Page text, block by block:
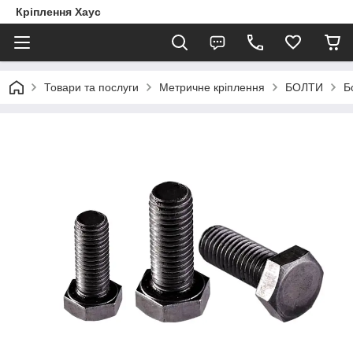
Кріплення Хаус
Товари та послуги Метричне кріплення БОЛТИ